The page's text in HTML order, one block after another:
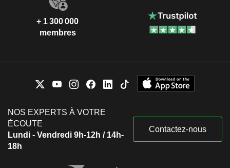
+ 1 300 000
membres
NOS EXPERTS À VOTRE
ÉCOUTE
Lundi - Vendredi 9h-12h / 14h-
18h
Contactez-nous